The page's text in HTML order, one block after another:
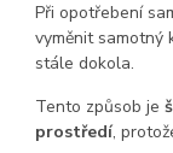
Při opotřebení
vyměnit samotný
stále dokola.
Tento způsob je
prostředí,